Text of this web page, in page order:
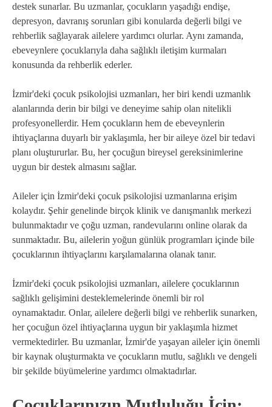
destek sunarlar. Bu uzmanlar, çocukların yaşadığı endişe,
depresyon, davranış sorunları gibi konularda değerli bilgi ve
rehberlik sağlayarak ailelere yardımcı olurlar. Aynı zamanda,
ebeveynlere çocuklarıyla daha sağlıklı iletişim kurmaları
konusunda da rehberlik ederler.
İzmir'deki çocuk psikolojisi uzmanları, her biri kendi uzmanlık
alanlarında derin bir bilgi ve deneyime sahip olan nitelikli
profesyonellerdir. Hem çocukların hem de ebeveynlerin
ihtiyaçlarına duyarlı bir yaklaşımla, her bir aileye özel bir tedavi
planı oluştururlar. Bu, her çocuğun bireysel gereksinimlerine
uygun bir destek almasını sağlar.
Aileler için İzmir'deki çocuk psikolojisi uzmanlarına erişim
kolaydır. Şehir genelinde birçok klinik ve danışmanlık merkezi
bulunmaktadır ve çoğu uzman, randevularını online olarak da
sunmaktadır. Bu, ailelerin yoğun günlük programları içinde bile
çocuklarının ihtiyaçlarını karşılamalarına olanak tanır.
İzmir'deki çocuk psikolojisi uzmanları, ailelere çocuklarının
sağlıklı gelişimini desteklemelerinde önemli bir rol
oynamaktadır. Onlar, ailelere değerli bilgi ve rehberlik sunarken,
her çocuğun özel ihtiyaçlarına uygun bir yaklaşımla hizmet
vermektedirler. Bu uzmanlar, İzmir'de yaşayan aileler için önemli
bir kaynak oluşturmakta ve çocukların mutlu, sağlıklı ve dengeli
bir şekilde büyümelerine yardımcı olmaktadırlar.